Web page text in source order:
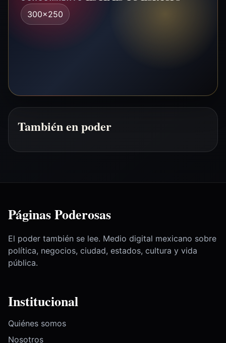
300x250
También en poder
Páginas Poderosas
El poder también se lee. Medio digital mexicano sobre
política, negocios, ciudad, estados, cultura y vida
pública.
Institucional
Quiénes somos
Nosotros